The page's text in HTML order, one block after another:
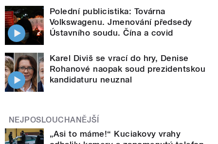
Polední publicistika: Továrna
Volkswagenu. Jmenování předsedy
Ústavního soudu. Čína a covid
Karel Diviš se vrací do hry, Denise
Rohanové naopak soud prezidentskou
kandidaturu neuznal
NEJPOSLOUCHANĚJŠÍ
„Asi to máme!“ Kuciakovy vrahy